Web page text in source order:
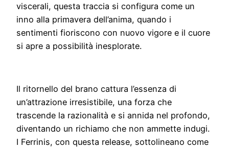
viscerali, questa traccia si configura come un
inno alla primavera dell’anima, quando i
sentimenti fioriscono con nuovo vigore e il cuore
si apre a possibilità inesplorate.
Il ritornello del brano cattura l’essenza di
un’attrazione irresistibile, una forza che
trascende la razionalità e si annida nel profondo,
diventando un richiamo che non ammette indugi.
I Ferrinis, con questa release, sottolineano come